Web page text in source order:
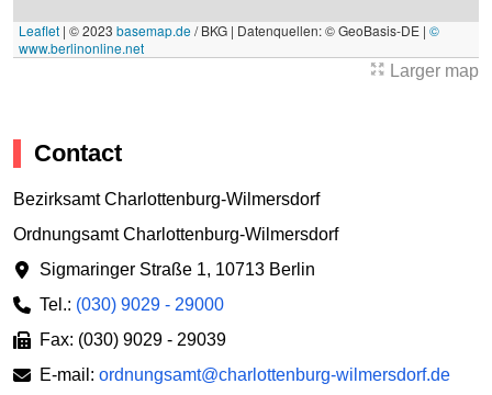
Leaflet | © 2023 basemap.de/ BKG | Datenquellen: © GeoBasis-DE | ©
www.berlinonline.net
Larger map
Contact
Bezirksamt Charlottenburg-Wilmersdorf
Ordnungsamt Charlottenburg-Wilmersdorf
Sigmaringer Straße 1, 10713 Berlin
Tel.: (030) 9029 - 29000
Fax: (030) 9029 - 29039
E-mail: ordnungsamt@charlottenburg-wilmersdorf.de